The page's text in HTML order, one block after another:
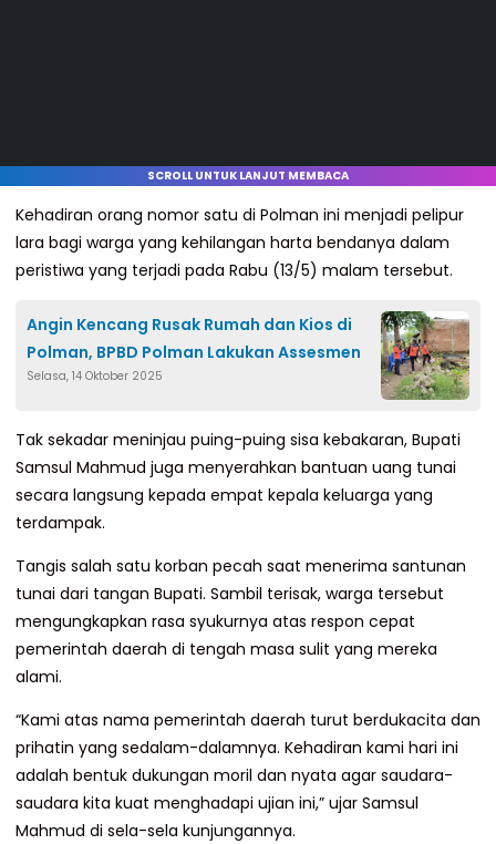
SCROLL UNTUK LANJUT MEMBACA
Kehadiran orang nomor satu di Polman ini menjadi pelipur
lara bagi warga yang kehilangan harta bendanya dalam
peristiwa yang terjadi pada Rabu (13/5) malam tersebut.
Angin Kencang Rusak Rumah dan Kios di
Polman, BPBD Polman Lakukan Assesmen
Selasa, 14 Oktober 2025
Tak sekadar meninjau puing-puing sisa kebakaran, Bupati
Samsul Mahmud juga menyerahkan bantuan uang tunai
secara langsung kepada empat kepala keluarga yang
terdampak.
Tangis salah satu korban pecah saat menerima santunan
tunai dari tangan Bupati. Sambil terisak, warga tersebut
mengungkapkan rasa syukurnya atas respon cepat
pemerintah daerah di tengah masa sulit yang mereka
alami.
“Kami atas nama pemerintah daerah turut berdukacita dan
prihatin yang sedalam-dalamnya. Kehadiran kami hari ini
adalah bentuk dukungan moril dan nyata agar saudara-
saudara kita kuat menghadapi ujian ini,” ujar Samsul
Mahmud di sela-sela kunjungannya.